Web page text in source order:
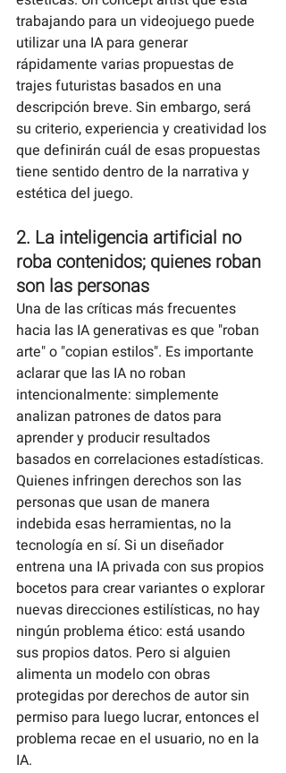
trabajando para un videojuego puede
utilizar una IA para generar
rápidamente varias propuestas de
trajes futuristas basados en una
descripción breve. Sin embargo, será
su criterio, experiencia y creatividad los
que definirán cuál de esas propuestas
tiene sentido dentro de la narrativa y
estética del juego.
2. La inteligencia artificial no
roba contenidos; quienes roban
son las personas
Una de las críticas más frecuentes
hacia las IA generativas es que "roban
arte" o "copian estilos". Es importante
aclarar que las IA no roban
intencionalmente: simplemente
analizan patrones de datos para
aprender y producir resultados
basados en correlaciones estadísticas.
Quienes infringen derechos son las
personas que usan de manera
indebida esas herramientas, no la
tecnología en sí. Si un diseñador
entrena una IA privada con sus propios
bocetos para crear variantes o explorar
nuevas direcciones estilísticas, no hay
ningún problema ético: está usando
sus propios datos. Pero si alguien
alimenta un modelo con obras
protegidas por derechos de autor sin
permiso para luego lucrar, entonces el
problema recae en el usuario, no en la
IA.